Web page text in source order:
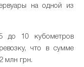
на одной из
до 10 кубометров
что в сумме
млн грн.